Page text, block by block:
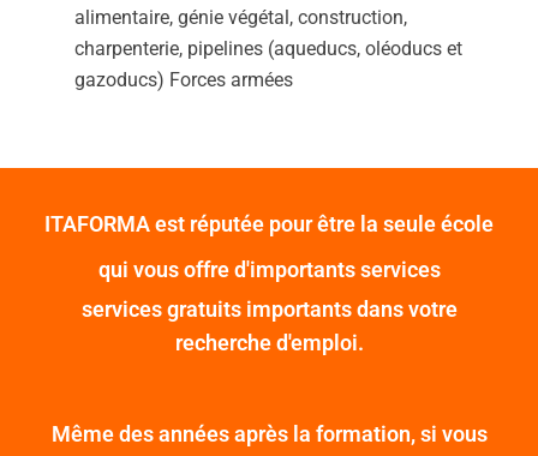
alimentaire, génie végétal, construction,
charpenterie, pipelines (aqueducs, oléoducs et
gazoducs) Forces armées
ITAFORMA est réputée pour être la seule école
qui vous offre d'importants services
services gratuits importants dans votre
recherche d'emploi.
Même des années après la formation, si vous